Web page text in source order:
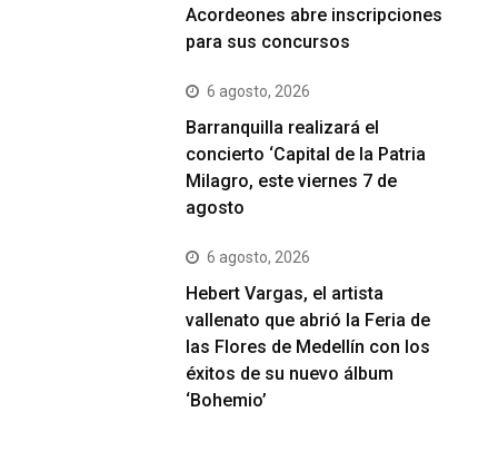
Acordeones abre inscripciones
para sus concursos
6 agosto, 2026
Barranquilla realizará el
concierto ‘Capital de la Patria
Milagro, este viernes 7 de
agosto
6 agosto, 2026
Hebert Vargas, el artista
vallenato que abrió la Feria de
las Flores de Medellín con los
éxitos de su nuevo álbum
‘Bohemio’